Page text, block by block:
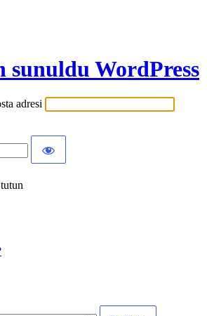
sunuldu WordPress
adresi